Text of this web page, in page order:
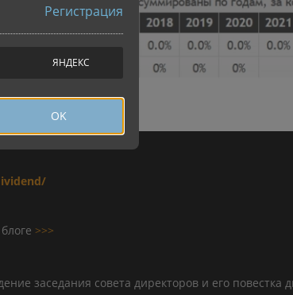
>>>
заседания совета директоров и его повестка
Регистрация
ЯНДЕКС
OK